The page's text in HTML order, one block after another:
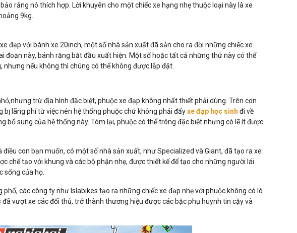
rằng nó thích hợp. Lời khuyên cho một chiếc xe hạng nhẹ thuộc loại này là xe
9kg.
đạp với bánh xe 20inch, một số nhà sản xuất đã sản cho ra đời những chiếc xe
đoạn này, bánh răng bắt đầu xuất hiện. Một số hoặc tất cả những thứ này có thể
nhưng nếu không thì chúng có thể không được lắp đặt.
trừ địa hình đặc biệt, phuộc xe đạp không nhất thiết phải dùng. Trên con
bị lãng phí từ việc nén hệ thống phuộc chứ không phải đẩyxe đạp học sinh đi về
bổ sung của hệ thống này. Tóm lại, phuộc có thể trông đặc biệt nhưng có lẽ ít được
con bạn muốn, có một số nhà sản xuất, như Specialized và Giant, đã tạo ra xe
chế tạo với khung và các bộ phận nhẹ, được thiết kế để tạo cho những người lái
sống của họ.
phố, các công ty như Islabikes tạo ra những chiếc xe đạp nhẹ với phuộc không có lò
vượt xe các đối thủ, trở thành thương hiệu được các bậc phụ huynh tin cậy và